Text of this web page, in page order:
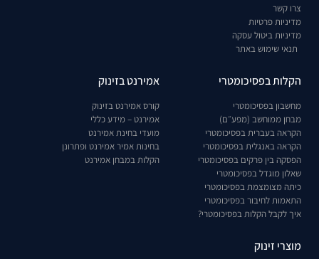
צרו קשר
מדיניות פרטיות
מדיניות ביטול עסקה
תנאי שימוש באתר
הקלות בפסיכומטרי
מחשבון בפסיכומטרי
מבחן ממוחשב (מפע״ם)
הקראה בעברית בפסיכומטרי
הקראה באנגלית בפסיכומטרי
הפסקה בין פרקים בפסיכומטרי
שאלון מוגדל בפסיכומטרי
כיתה מצומצמת בפסיכומטרי
התאמות לחיבור בפסיכומטרי
איך לקבל הקלות בפסיכומטרי?
אמירנט בזינוק
קורס אמירנט בזינוק
אמירנט – מידע כללי
מועדי בחינת אמירנט
בחינות אמיר אמירנט ופתרונן
הקלות במבחן אמירנט
מוצרי זינוק